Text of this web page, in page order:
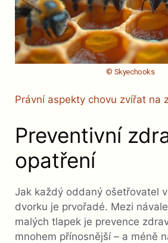
© Skyechooks
Právní aspekty chovu zvířat na
Preventivní
opatření
Jak každý oddaný ošetřovatel
dvorku je prvořadé. Mezi
malých tlapek je prevence
mnohem přínosnější – a méně